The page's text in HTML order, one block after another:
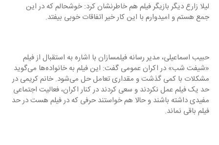
لیلا زارع دیگر بازیگر فیلم هم خاطرنشان کرد: خوشحالم که در این
جمع هستم و امیدوارم با این کار خیر اتفاقات خوبی بیفتد.
حبیب اسماعیلی، مدیر رسانه فیلمسازان با اشاره به استقبال از فیلم
«شیفت شب» در اکران عمومی گفت: این فیلم به خانواده‌ها می‌گوید
مشکلات با کمی گذشت و مقداری تعامل حل می‌شود. خانم کریمی در
حد یک فیلم عمل نکردند و سعی کردند در کنار اکران، فعالیت اجتماعی
مفیدی داشته باشند و حالا هم خواستند حرفی که در فیلم هست در حد
فیلم باقی نماند.